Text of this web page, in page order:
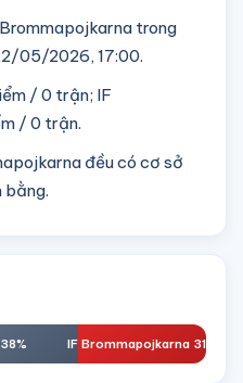
trong
05/2026, 17:00.
/ 0 trận; IF
/ 0 trận.
đều có cơ sở
bằng.
IF Brommapojkarna 31%